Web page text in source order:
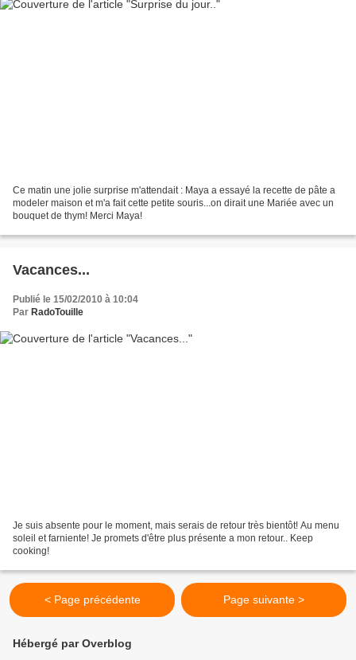
Ce matin une jolie surprise m'attendait : Maya a essayé la recette de pâte a
modeler maison et m'a fait cette petite souris...on dirait une Mariée avec un
bouquet de thym! Merci Maya!
Vacances...
Publié le 15/02/2010 à 10:04
Par RadoTouille
Je suis absente pour le moment, mais serais de retour très bientôt! Au menu
soleil et farniente! Je promets d'être plus présente a mon retour.. Keep
cooking!
< Page précédente Page suivante >
Hébergé par Overblog